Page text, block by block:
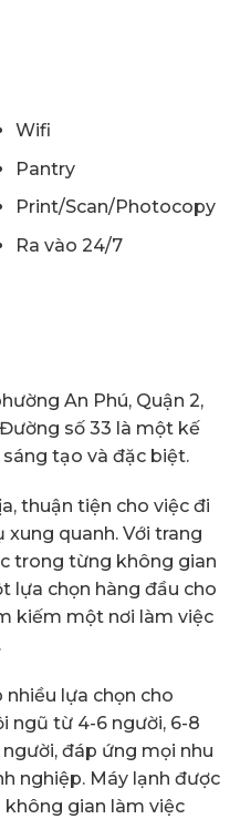
Wifi
Pantry
Print/Scan/Photocopy
Ra vào 24/7
An Phú, Quận 2,
số 33 là một kế
tạo và đặc biệt.
thuận tiện cho việc đi
xung quanh. Với trang
trong từng không gian
lựa chọn hàng đầu cho
kiếm một nơi làm việc
nhiều lựa chọn cho
ngũ từ 4-6 người, 6-8
đáp ứng mọi nhu
nghiệp. Máy lạnh được
gian làm việc